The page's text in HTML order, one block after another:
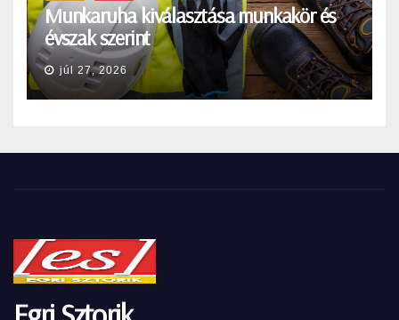
Munkaruha kiválasztása munkakör és
évszak szerint
júl 27, 2026